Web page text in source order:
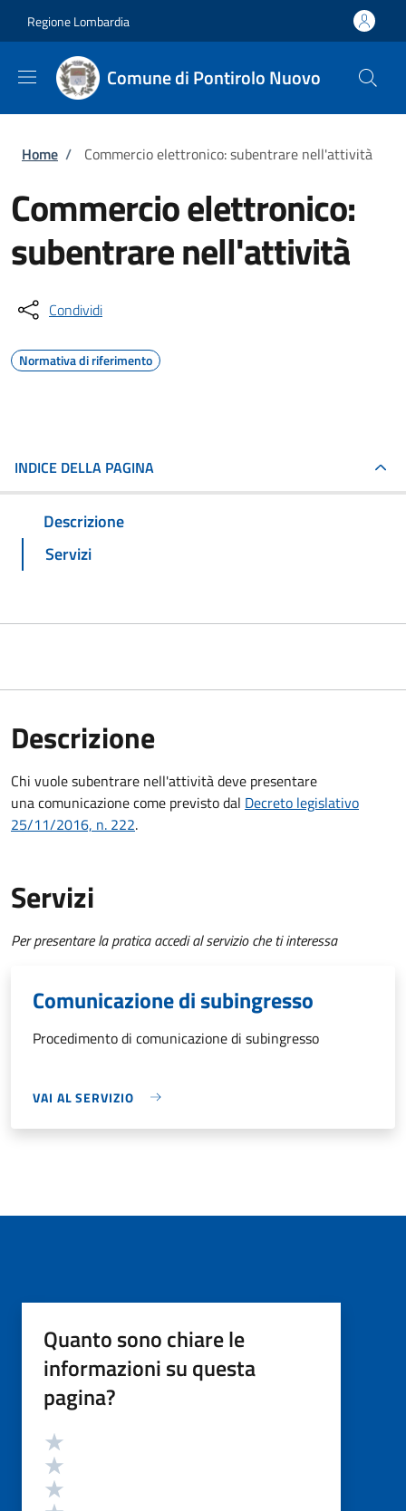
Regione Lombardia
Comune di Pontirolo Nuovo
Briciole di pane
Home / Commercio elettronico: subentrare nell'attività
Commercio elettronico:
subentrare nell'attività
Condividi
Normativa di riferimento
INDICE DELLA PAGINA
Descrizione
Servizi
Descrizione
Chi vuole subentrare nell'attività deve presentare
una comunicazionecome previsto dal Decreto legislativo
25/11/2016, n. 222.
Servizi
Per presentare la pratica accedi al servizio che ti interessa
Comunicazione di subingresso
Procedimento di comunicazione di subingresso
VAI AL SERVIZIO
Quanto sono chiare le
informazioni su questa
pagina?
Valutazione